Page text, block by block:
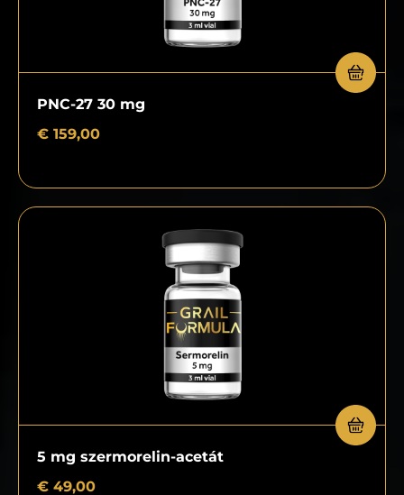
PNC-27 30 mg
€ 159,00
5 mg szermorelin-acetát
€ 49,00